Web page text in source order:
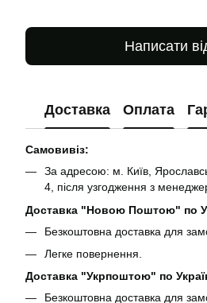
Написати
Доставка Оплата
Самовивіз:
За адресою: м. Київ,
4, після узгодження з
Доставка "Новою Поштою" по
Безкоштовна доставка для
Легке повернення.
Доставка "Укрпоштою" по
Безкоштовна доставка для